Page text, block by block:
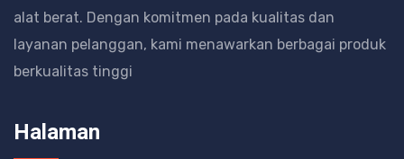
alat berat. Dengan komitmen pada kualitas dan
layanan pelanggan, kami menawarkan berbagai produk
berkualitas tinggi
Halaman